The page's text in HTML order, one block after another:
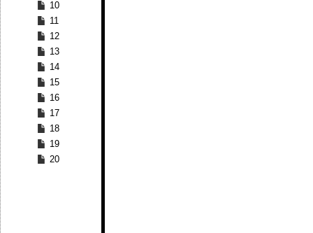
10
11
12
13
14
15
16
17
18
19
20